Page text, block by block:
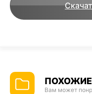
Вам может